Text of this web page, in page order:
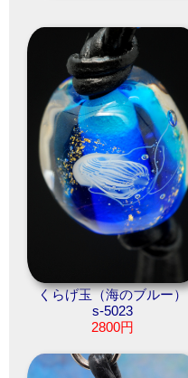
くらげ玉（海のブルー）
s-5023
2800円